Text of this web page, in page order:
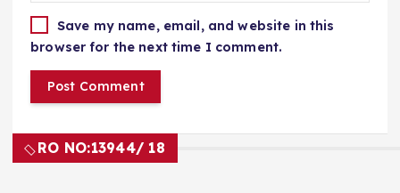
Save my name, email, and website in this
browser for the next time I comment.
RO NO:13944/ 18